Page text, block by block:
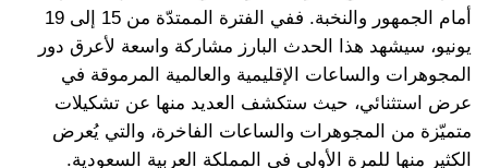
أمام الجمهور والنخبة. ففي الفترة الممتدّة من 15 إلى 19
يونيو، سيشهد هذا الحدث البارز مشاركة واسعة لأعرق دور
المجوهرات والساعات الإقليمية والعالمية المرموقة في
عرض استثنائي، حيث ستكشف العديد منها عن تشكيلات
متميّزة من المجوهرات والساعات الفاخرة، والتي يُعرض
الكثير منها للمرة الأولى في المملكة العربية السعودية.